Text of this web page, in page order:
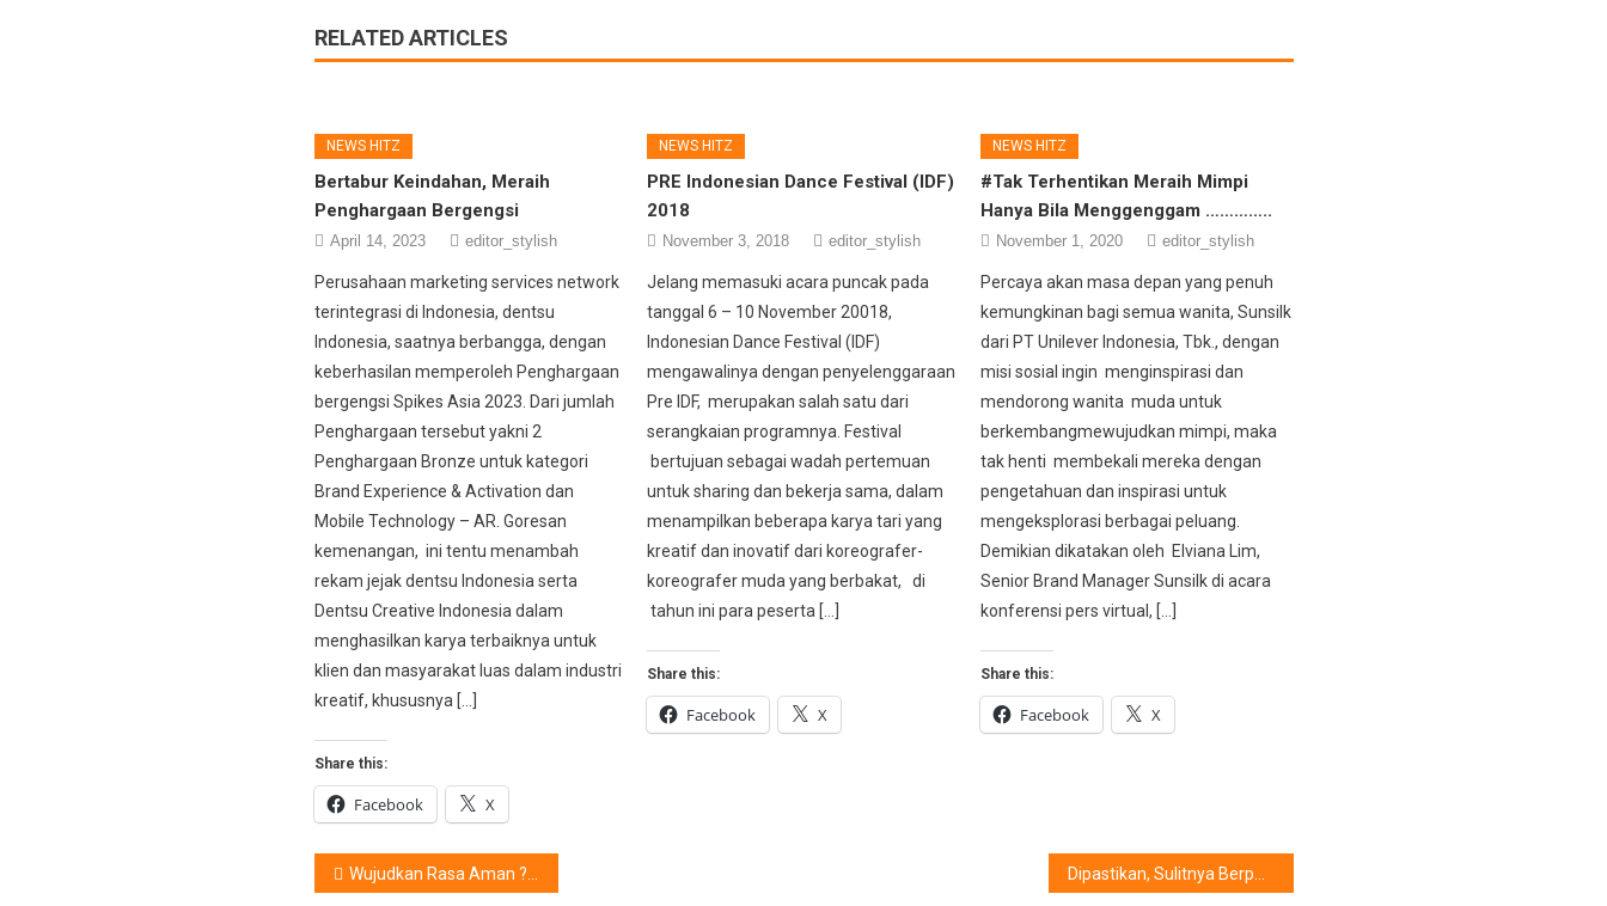
RELATED ARTICLES
NEWS HITZ
Bertabur Keindahan, Meraih
Penghargaan Bergengsi
April 14, 2023 editor_stylish
Perusahaan marketing services network
terintegrasi di Indonesia, dentsu
Indonesia, saatnya berbangga, dengan
keberhasilan memperoleh Penghargaan
bergengsi Spikes Asia 2023. Dari jumlah
Penghargaan tersebut yakni 2
Penghargaan Bronze untuk kategori
Brand Experience & Activation dan
Mobile Technology – AR. Goresan
kemenangan, ini tentu menambah
rekam jejak dentsu Indonesia serta
Dentsu Creative Indonesia dalam
menghasilkan karya terbaiknya untuk
klien dan masyarakat luas dalam industri
kreatif, khususnya […]
Share this:
Facebook X
NEWS HITZ
PRE Indonesian Dance Festival (IDF)
2018
November 3, 2018 editor_stylish
Jelang memasuki acara puncak pada
tanggal 6 – 10 November 20018,
Indonesian Dance Festival (IDF)
mengawalinya dengan penyelenggaraan
Pre IDF, merupakan salah satu dari
serangkaian programnya. Festival
bertujuan sebagai wadah pertemuan
untuk sharing dan bekerja sama, dalam
menampilkan beberapa karya tari yang
kreatif dan inovatif dari koreografer-
koreografer muda yang berbakat, di
tahun ini para peserta […]
Share this:
Facebook X
NEWS HITZ
#Tak Terhentikan Meraih Mimpi
Hanya Bila Menggenggam …………..
November 1, 2020 editor_stylish
Percaya akan masa depan yang penuh
kemungkinan bagi semua wanita, Sunsilk
dari PT Unilever Indonesia, Tbk., dengan
misi sosial ingin menginspirasi dan
mendorong wanita muda untuk
berkembangmewujudkan mimpi, maka
tak henti membekali mereka dengan
pengetahuan dan inspirasi untuk
mengeksplorasi berbagai peluang.
Demikian dikatakan oleh Elviana Lim,
Senior Brand Manager Sunsilk di acara
konferensi pers virtual, […]
Share this:
Facebook X
Post
Wujudkan Rasa Aman ? Peluklah WAZE